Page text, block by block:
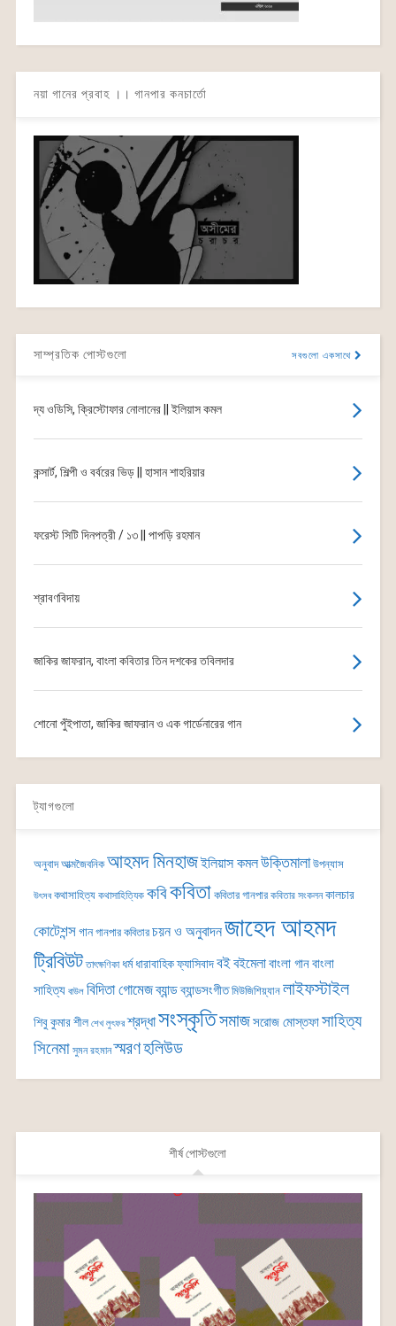
নয়া গানের প্রবাহ ।। গানপার কনচার্তো
সাম্প্রতিক পোস্টগুলো সবগুলো একসাথে
দ্য ওডিসি, ক্রিস্টোফার নোলানের || ইলিয়াস কমল
কন্সার্ট, শিল্পী ও বর্বরের ভিড় || হাসান শাহরিয়ার
ফরেস্ট সিটি দিনপত্রী / ১৩ || পাপড়ি রহমান
শ্রাবণবিদায়
জাকির জাফরান, বাংলা কবিতার তিন দশকের তবিলদার
শোনো পুঁইপাতা, জাকির জাফরান ও এক গার্ডেনারের গান
ট্যাগগুলো
অনুবাদ আত্মজৈবনিক আহমদ মিনহাজইলিয়াস কমলউক্তিমালা উপন্যাস
উৎসব কথাসাহিত্য কথাসাহিত্যিক কবিকবিতা কবিতার গানপার কবিতার সংকলন কালচার
কোটেশন্সগান গানপার কবিতার চয়ন ও অনুবাদনজাহেদ আহমদ
ট্রিবিউট তাৎক্ষণিকা ধর্ম ধারাবাহিকফ্যাসিবাদবইবইমেলাবাংলা গানবাংলা
সাহিত্য বাউল বিদিতা গোমেজব্যান্ডব্যান্ডসংগীত মিউজিশিয়্যান লাইফস্টাইল
শিবু কুমার শীল শেখ লুৎফর শ্রদ্ধাসংস্কৃতিসমাজসরোজ মোস্তফাসাহিত্য
সিনেমা সুমন রহমান স্মরণহলিউড
শীর্ষ পোস্টগুলো